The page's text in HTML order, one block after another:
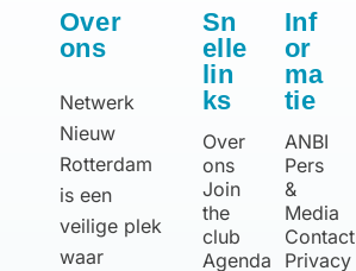
Over
ons
Netwerk
Nieuw
Rotterdam
is een
veilige plek
waar
Sn
elle
lin
ks
Over
ons
Join
the
club
Agenda
Inf
or
ma
tie
ANBI
Pers
&
Media
Contact
Privacy